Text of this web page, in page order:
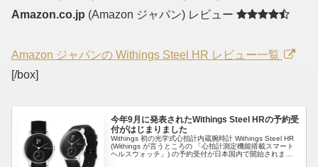
Amazon.co.jp (Amazon ジャパン) レビュー
Amazon ジャパンの Withings Steel HR レビュー一覧
[/box]
今年9月に発表されたWithings Steel HRの予約受
付がはじまりました
Withings 初の光学式心拍計内蔵腕時計 Withings Steel HR
(Withings が言うところの 「心拍計測定機能搭載スマート
ヘルスウォッチ」) の予約受付が日本国内で開始されまし